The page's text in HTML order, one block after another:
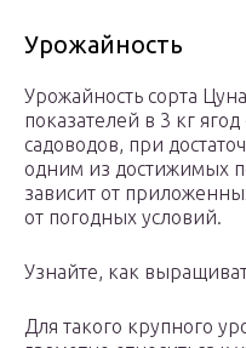
Урожайность
Урожайность сорта
показателей в 3 кг
садоводов, при
одним из достижимых
зависит от
от погодных условий.
Узнайте, как
Для такого крупного